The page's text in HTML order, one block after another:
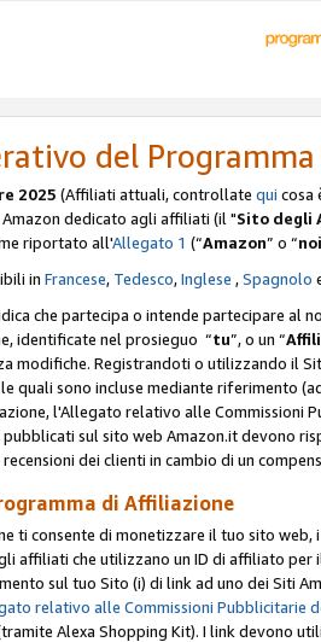
del
2025 (Affiliati attuali, controllate qui cosa
dedicato agli affiliati (il "Sito degli
riportato all'Allegato 1 (“Amazon” o “noi
in Francese, Tedesco,Inglese ,Spagnolo
che partecipa o intende partecipare al
identificate nel prosieguo “tu”, o un “
modifiche. Registrandoti o utilizzando il
quali sono incluse mediante riferimento
l'Allegato relativo alle Commissioni
sul sito web Amazon.it devono
dei clienti in cambio di un
di Affiliazione
ti consente di monetizzare il tuo sito
affiliati che utilizzano un ID di affiliato per
sul tuo Sito (i) di link ad uno dei Siti
relativo alle Commissioni Pubblicitarie
Alexa Shopping Kit). I link devono